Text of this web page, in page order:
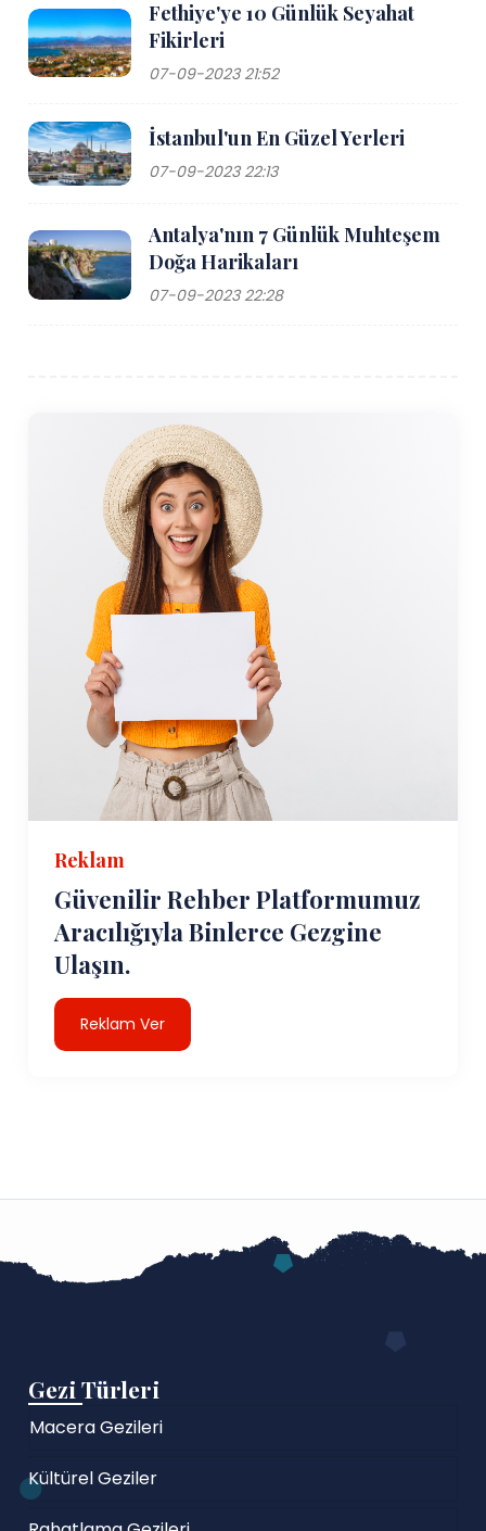
Fethiye'ye 10 Günlük Seyahat
Fikirleri
07-09-2023 21:52
İstanbul'un En Güzel Yerleri
07-09-2023 22:13
Antalya'nın 7 Günlük Muhteşem
Doğa Harikaları
07-09-2023 22:28
Reklam
Güvenilir Rehber Platformumuz
Aracılığıyla Binlerce Gezgine
Ulaşın.
Reklam Ver
Gezi Türleri
Macera Gezileri
Kültürel Geziler